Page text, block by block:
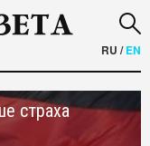
RU /EN
страха